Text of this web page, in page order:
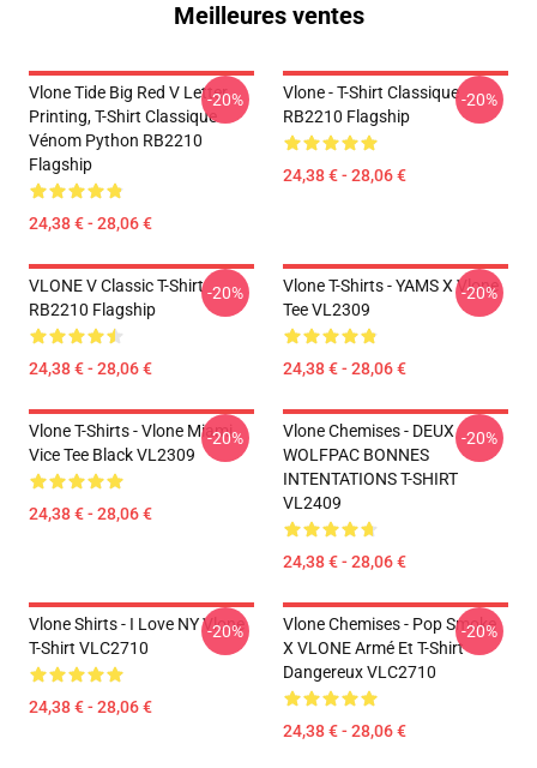
Meilleures ventes
Vlone Tide Big Red V Letter
Printing, T-Shirt Classique
Vénom Python RB2210
Flagship
24,38 € - 28,06 €
-20%
Vlone - T-Shirt Classique
RB2210 Flagship
24,38 € - 28,06 €
-20%
VLONE V Classic T-Shirt
RB2210 Flagship
24,38 € - 28,06 €
-20%
Vlone T-Shirts - YAMS X Vlone
Tee VL2309
24,38 € - 28,06 €
-20%
Vlone T-Shirts - Vlone Miami
Vice Tee Black VL2309
24,38 € - 28,06 €
-20%
Vlone Chemises - DEUX
WOLFPAC BONNES
INTENTATIONS T-SHIRT
VL2409
24,38 € - 28,06 €
-20%
Vlone Shirts - I Love NY Vlone
T-Shirt VLC2710
24,38 € - 28,06 €
-20%
Vlone Chemises - Pop Smoke
X VLONE Armé Et T-Shirt
Dangereux VLC2710
24,38 € - 28,06 €
-20%